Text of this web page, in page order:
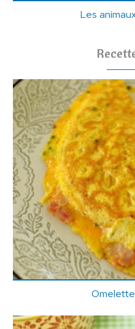
Les